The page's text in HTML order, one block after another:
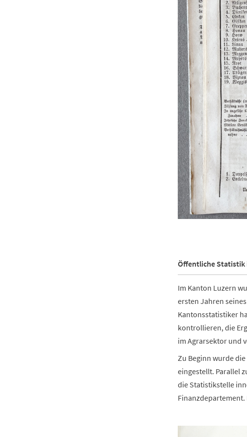
Öffentliche Statistik
Im Kanton Luzern
ersten Jahren
Kantonsstatistiker
kontrollieren, die
im Agrarsektor und
Zu Beginn wurde
eingestellt. Parallel
die Statistikstelle